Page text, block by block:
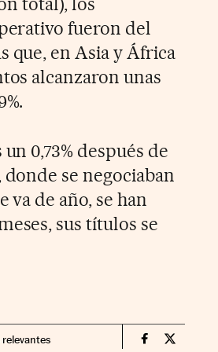
fueron del
que, en Asia y África
alcanzaron unas
0,73% después de
se negociaban
va de año, se han
sus títulos se
Companias